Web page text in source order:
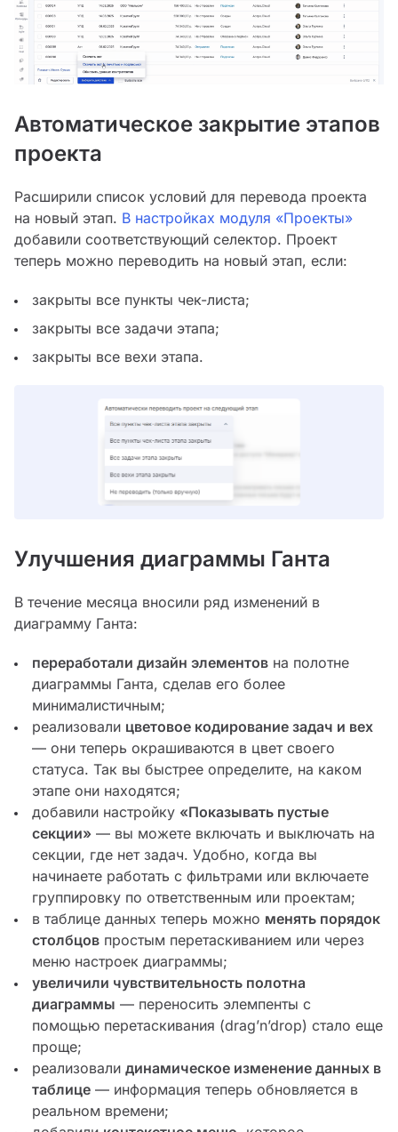
Автоматическое закрытие этапов
проекта
Расширили список условий для перевода проекта
на новый этап. В настройках модуля «Проекты»
добавили соответствующий селектор. Проект
теперь можно переводить на новый этап, если:
закрыты все пункты чек-листа;
закрыты все задачи этапа;
закрыты все вехи этапа.
Улучшения диаграммы Ганта
В течение месяца вносили ряд изменений в
диаграмму Ганта:
переработали дизайн элементов на полотне
диаграммы Ганта, сделав его более
минималистичным;
реализовали цветовое кодирование задач и вех
— они теперь окрашиваются в цвет своего
статуса. Так вы быстрее определите, на каком
этапе они находятся;
добавили настройку «Показывать пустые
секции» — вы можете включать и выключать на
секции, где нет задач. Удобно, когда вы
начинаете работать с фильтрами или включаете
группировку по ответственным или проектам;
в таблице данных теперь можно менять порядок
столбцов простым перетаскиванием или через
меню настроек диаграммы;
увеличили чувствительность полотна
диаграммы — переносить элемпенты с
помощью перетаскивания (drag’n’drop) стало еще
проще;
реализовали динамическое изменение данных в
таблице — информация теперь обновляется в
реальном времени;